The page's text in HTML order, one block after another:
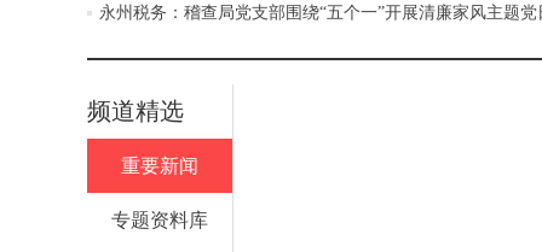
永州税务：稽查局党支部围绕“五个一”开展清廉家风主题党
频道精选
重要新闻
专题资料库